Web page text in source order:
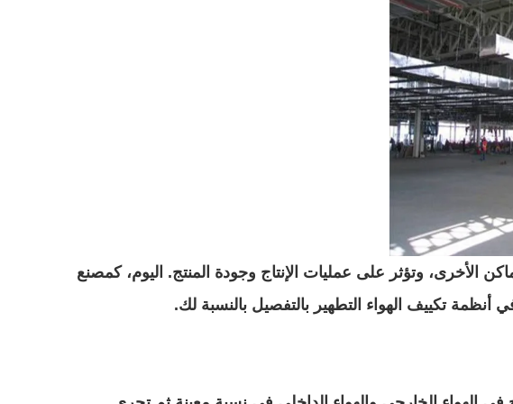
الأخرى، وتؤثر على عمليات الإنتاج وجودة المنتج. اليوم، كمصنع
تكييف الهواء التطهير بالتفصيل بالنسبة لك.